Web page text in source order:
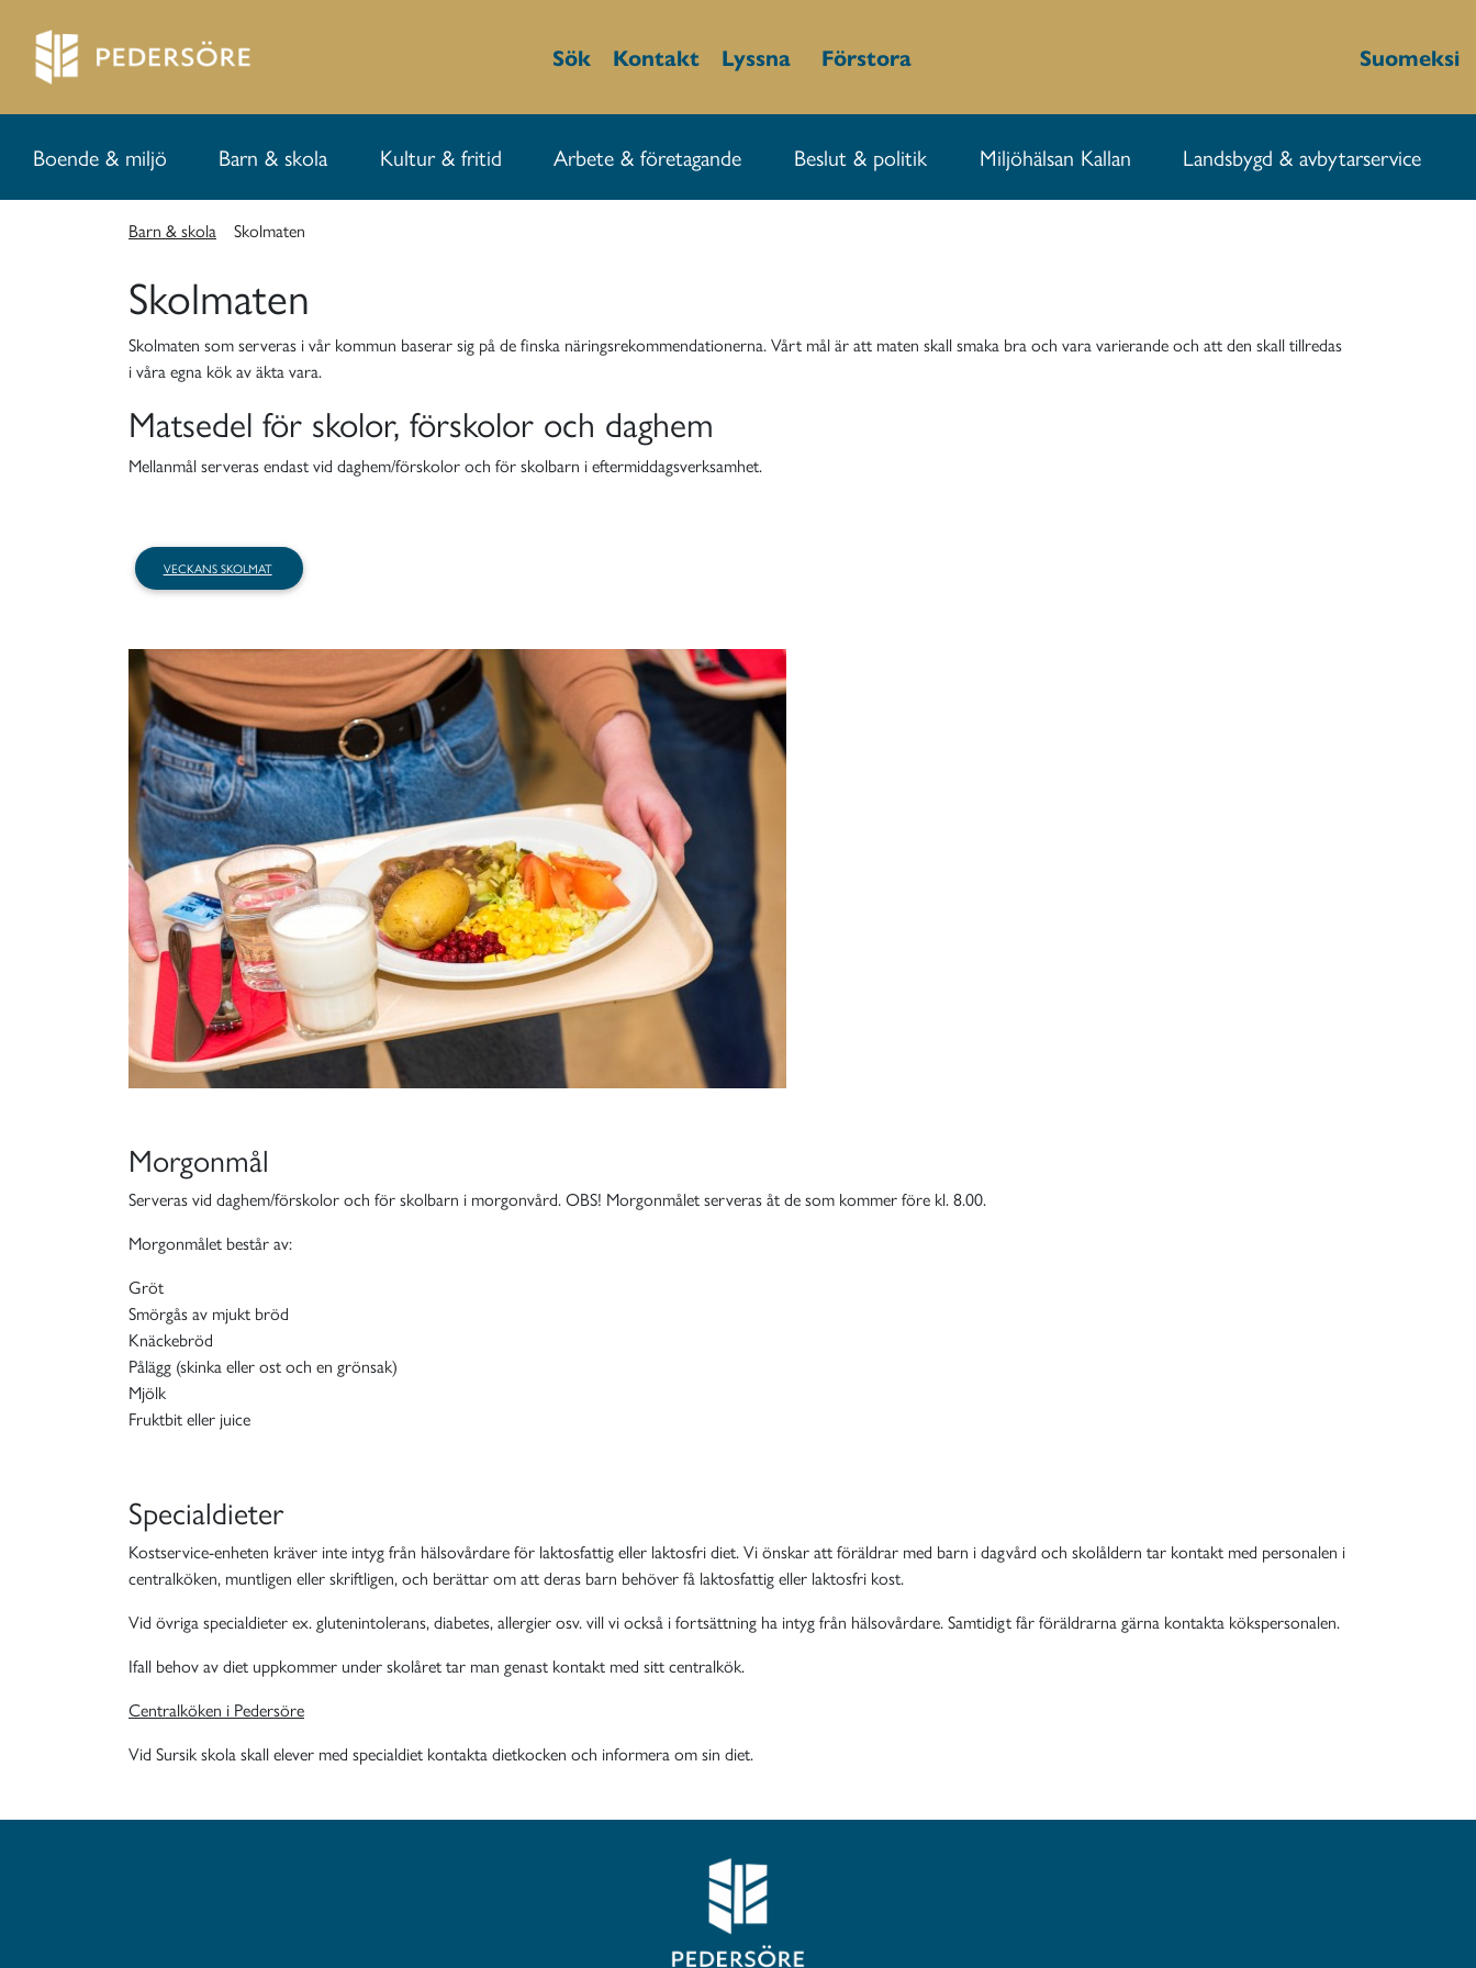
Sök Kontakt Lyssna Förstora Suomeksi
Boende & miljö Barn & skola Kultur & fritid Arbete & företagande Beslut & politik Miljöhälsan Kallan Landsbygd & avbytarservice
Barn & skola Skolmaten
Skolmaten
Skolmaten som serveras i vår kommun baserar sig på de finska näringsrekommendationerna. Vårt mål är att maten skall smaka bra och varavarierande och att den skall tillredas
i våra egna kök av äkta vara.
Matsedel för skolor, förskolor och daghem
Mellanmål serveras endast vid daghem/förskolor och för skolbarn i eftermiddagsverksamhet.
VECKANS SKOLMAT
Morgonmål
Serveras vid daghem/förskolor och för skolbarn i morgonvård. OBS! Morgonmålet serveras åt de som kommer före kl. 8.00.
Morgonmålet består av:
Gröt
Smörgås av mjukt bröd
Knäckebröd
Pålägg (skinka eller ost och en grönsak)
Mjölk
Fruktbit eller juice
Specialdieter
Kostservice-enheten kräver inte intyg från hälsovårdare för laktosfattig eller laktosfri diet. Vi önskar att föräldrar med barn i dagvård och skolåldern tar kontakt med personalen i
centralköken, muntligen eller skriftligen, och berättar om att deras barn behöver få laktosfattig eller laktosfri kost.
Vid övriga specialdieter ex. glutenintolerans, diabetes, allergier osv. vill vi också i fortsättning ha intyg från hälsovårdare. Samtidigt får föräldrarna gärna kontakta kökspersonalen.
Ifall behov av diet uppkommer under skolåret tar man genast kontakt med sittcentralkök.
Centralköken i Pedersöre
Vid Sursik skola skall elever med specialdiet kontakta dietkocken och informera om sin diet.